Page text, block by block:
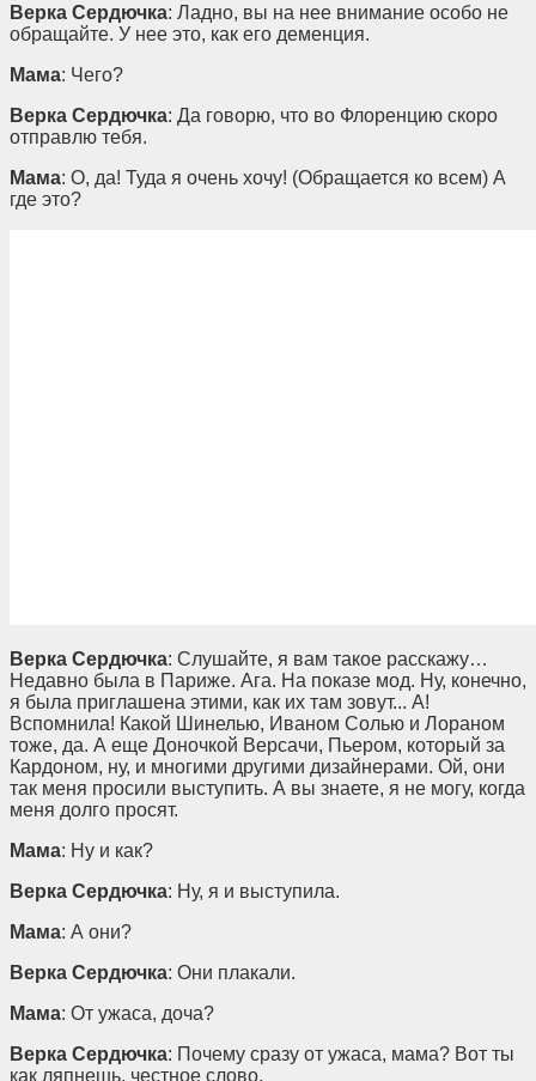
Верка Сердючка: Ладно, вы на нее внимание особо не
обращайте. У нее это, как его деменция.
Мама: Чего?
Верка Сердючка: Да говорю, что во Флоренцию скоро
отправлю тебя.
Мама: О, да! Туда я очень хочу! (Обращается ко всем) А
где это?
Верка Сердючка: Слушайте, я вам такое расскажу…
Недавно была в Париже. Ага. На показе мод. Ну, конечно,
я была приглашена этими, как их там зовут... А!
Вспомнила! Какой Шинелью, Иваном Солью и Лораном
тоже, да. А еще Доночкой Версачи, Пьером, который за
Кардоном, ну, и многими другими дизайнерами. Ой, они
так меня просили выступить. А вы знаете, я не могу, когда
меня долго просят.
Мама: Ну и как?
Верка Сердючка: Ну, я и выступила.
Мама: А они?
Верка Сердючка: Они плакали.
Мама: От ужаса, доча?
Верка Сердючка: Почему сразу от ужаса, мама? Вот ты
как ляпнешь, честное слово.